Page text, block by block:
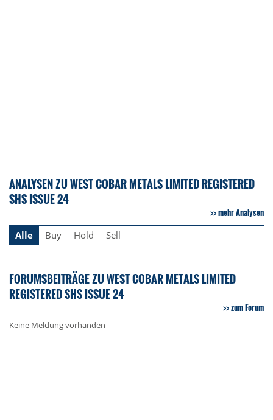
ANALYSEN ZU WEST COBAR METALS LIMITED REGISTERED
SHS ISSUE 24
mehr Analysen
Alle
Buy Hold Sell
FORUMSBEITRÄGE ZU WEST COBAR METALS LIMITED
REGISTERED SHS ISSUE 24
zum Forum
Keine Meldung vorhanden